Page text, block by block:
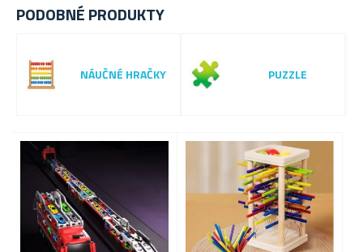
PODOBNÉ PRODUKTY
NÁUČNÉ HRAČKY PUZZLE